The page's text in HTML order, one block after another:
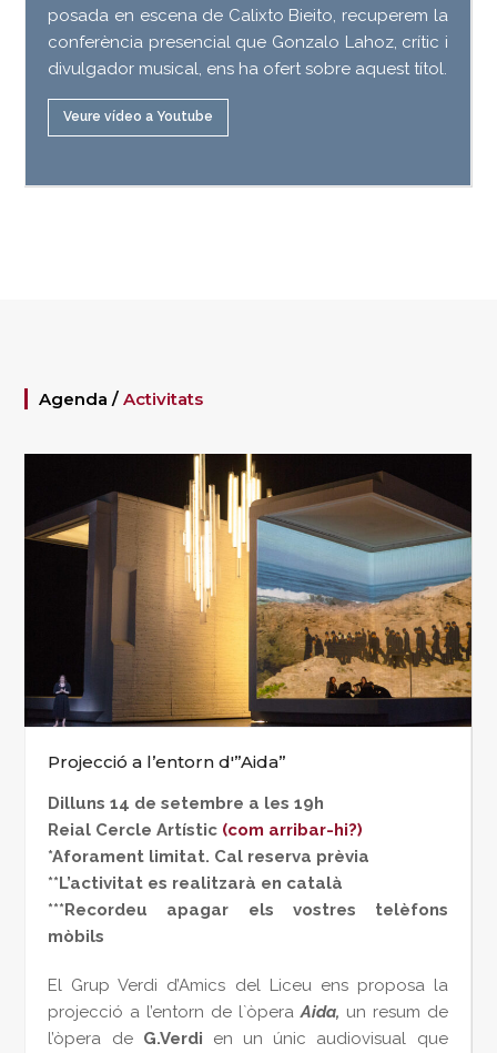
posada en escena de Calixto Bieito, recuperem la
conferència presencial que Gonzalo Lahoz, crític i
divulgador musical, ens ha ofert sobre aquest títol.
Veure vídeo a Youtube
Agenda /Activitats
Projecció a l’entorn d'”Aida”
Dilluns 14 de setembre a les 19h
Reial Cercle Artístic (com arribar-hi?)
*Aforament limitat. Cal reserva prèvia
**L’activitat es realitzarà en català
***Recordeu apagar els vostres telèfons
mòbils
El Grup Verdi d’Amics del Liceu ens proposa la
projecció a l’entorn de l`òpera Aida, un resum de
l’òpera de G.Verdi en un únic audiovisual que